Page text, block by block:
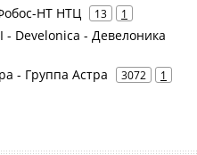
НТ НТЦ 13 1
- Develonica - Девелоника
- Группа Астра 3072 1